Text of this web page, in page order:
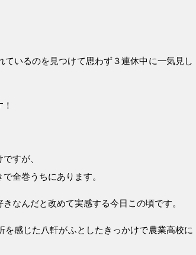
いるのを見つけて思わず３連休中に一気見し
すが、
全巻うちにあります。
なんだと改めて実感する今日この頃です。
感じた八軒がふとしたきっかけで農業高校に